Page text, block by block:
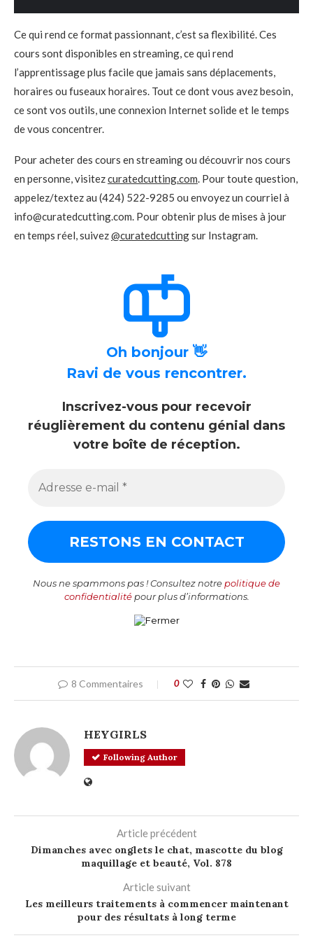
Ce qui rend ce format passionnant, c’est sa flexibilité. Ces
cours sont disponibles en streaming, ce qui rend
l’apprentissage plus facile que jamais sans déplacements,
horaires ou fuseaux horaires. Tout ce dont vous avez besoin,
ce sont vos outils, une connexion Internet solide et le temps
de vous concentrer.
Pour acheter des cours en streaming ou découvrir nos cours
en personne, visitezcuratedcutting.com. Pour toute question,
appelez/textez au (424) 522-9285 ou envoyez un courriel à
info@curatedcutting.com. Pour obtenir plus de mises à jour
en temps réel, suivez@curatedcuttingsur Instagram.
Oh bonjour 👋
Ravi de vous rencontrer.
Inscrivez-vous pour recevoir
réuglièrement du contenu génial dans
votre boîte de réception.
Nous ne spammons pas ! Consultez notre politique de
confidentialitépour plus d’informations.
8 Commentaires 0
HEYGIRLS
Following Author
Article précédent
Dimanches avec onglets le chat, mascotte du blog
maquillage et beauté, Vol. 878
Article suivant
Les meilleurs traitements à commencer maintenant
pour des résultats à long terme